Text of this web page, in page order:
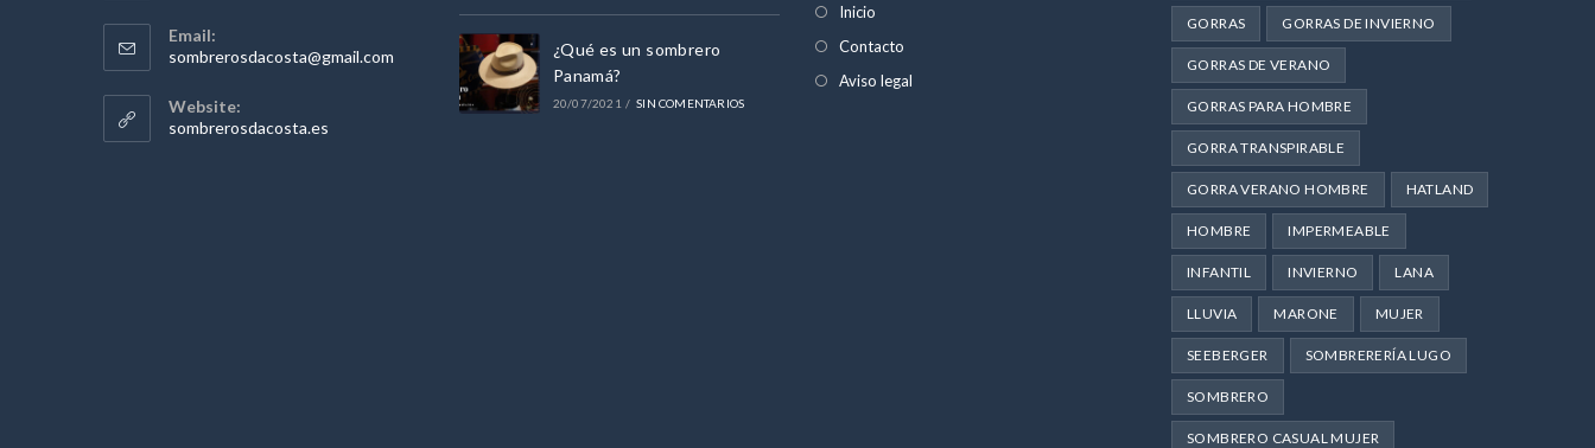
Email:
sombrerosdacosta@gmail.com
Website:
sombrerosdacosta.es
¿Qué es un sombrero
Panamá?
20/07/2021 / SIN COMENTARIOS
Inicio
Contacto
Aviso legal
GORRAS GORRAS DE INVIERNO
GORRAS DE VERANO
GORRAS PARA HOMBRE
GORRA TRANSPIRABLE
GORRA VERANO HOMBRE HATLAND
HOMBRE IMPERMEABLE
INFANTIL INVIERNO LANA
LLUVIA MARONE MUJER
SEEBERGER SOMBRERERÍA LUGO
SOMBRERO
SOMBRERO CASUAL MUJER